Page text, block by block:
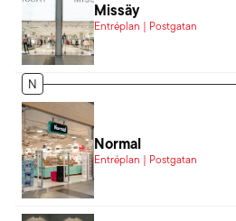
Missäy
Entréplan | Postgatan
N
Normal
Entréplan | Postgatan